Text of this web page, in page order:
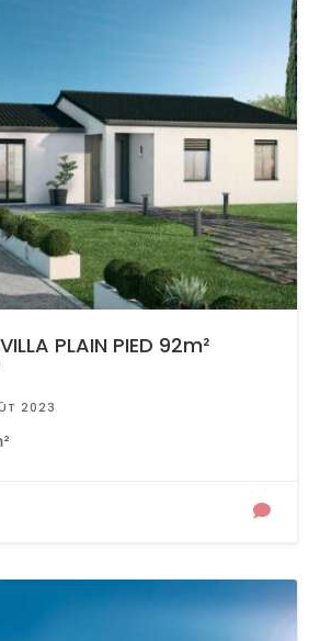
PLAIN PIED 92m²
2023